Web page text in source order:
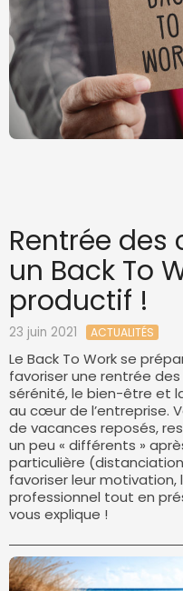
Rentrée des
un Back To
productif !
23 juin 2021 ACTUALITÉS
Le Back To Work se
favoriser une rentrée
sérénité, le bien-être et
au cœur de l’entreprise.
de vacances reposés,
un peu « différents »
particulière
favoriser leur
professionnel tout en
vous explique !